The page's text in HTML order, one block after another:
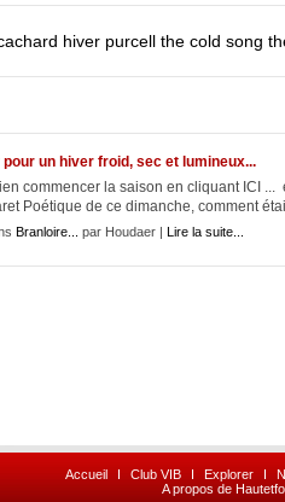
hiver purcell the cold song
un hiver froid, sec et lumineux...
commencer la saison en cliquant ICI
Poétique de ce dimanche, comment
Branloire... par Houdaer | Lire la suite...
Accueil I Club VIB I Explorer I
A propos de